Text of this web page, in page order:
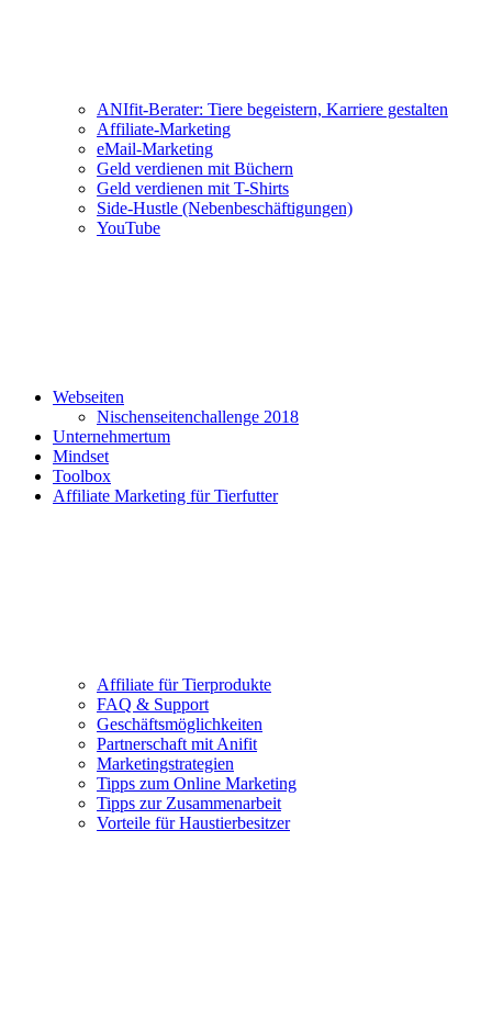
ANIfit-Berater: Tiere begeistern, Karriere gestalten
Affiliate-Marketing
eMail-Marketing
Geld verdienen mit Büchern
Geld verdienen mit T-Shirts
Side-Hustle (Nebenbeschäftigungen)
YouTube
Webseiten
Nischenseitenchallenge 2018
Unternehmertum
Mindset
Toolbox
Affiliate Marketing für Tierfutter
Affiliate für Tierprodukte
FAQ & Support
Geschäftsmöglichkeiten
Partnerschaft mit Anifit
Marketingstrategien
Tipps zum Online Marketing
Tipps zur Zusammenarbeit
Vorteile für Haustierbesitzer